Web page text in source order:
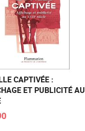
CAPTIVÉE :
ET PUBLICITÉ AU